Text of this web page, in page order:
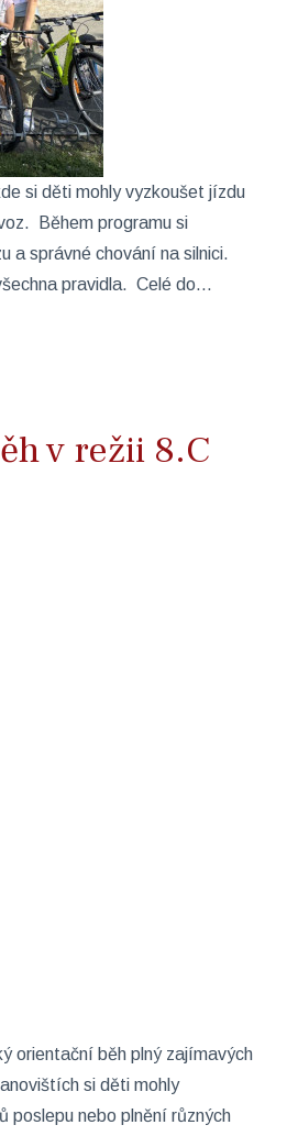
si děti mohly vyzkoušet jízdu
Během programu si
a správné chování na silnici.
pravidla. Celé do...
v režii 8.C
orientační běh plný zajímavých
si děti mohly
poslepu nebo plnění různých